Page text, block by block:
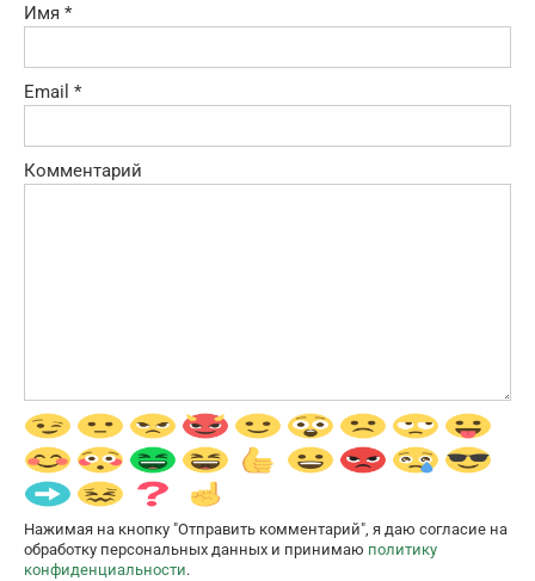
Имя *
Email *
Комментарий
Нажимая на кнопку "Отправить комментарий", я даю согласие на
обработку персональных данных и принимаю политику
конфиденциальности.